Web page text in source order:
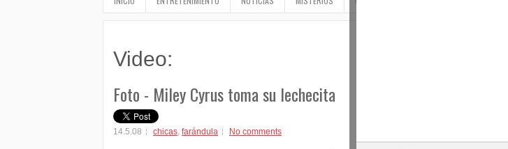
Video:
Foto - Miley Cyrus toma su lechecita
14.5.08 chicas, farándula No comments